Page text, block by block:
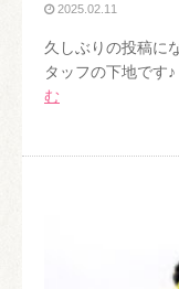
2025.02.11
久しぶりの投稿に
タッフの下地で
む